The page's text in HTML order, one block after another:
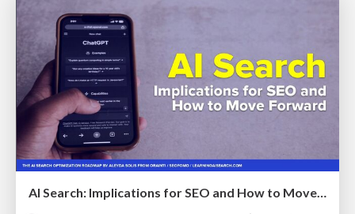
AI Search: Implications for SEO and How to Move Forward - #ShenzhenSEOConference